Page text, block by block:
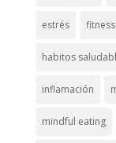
estrés fitness
habitos
inflamación
mindful eating